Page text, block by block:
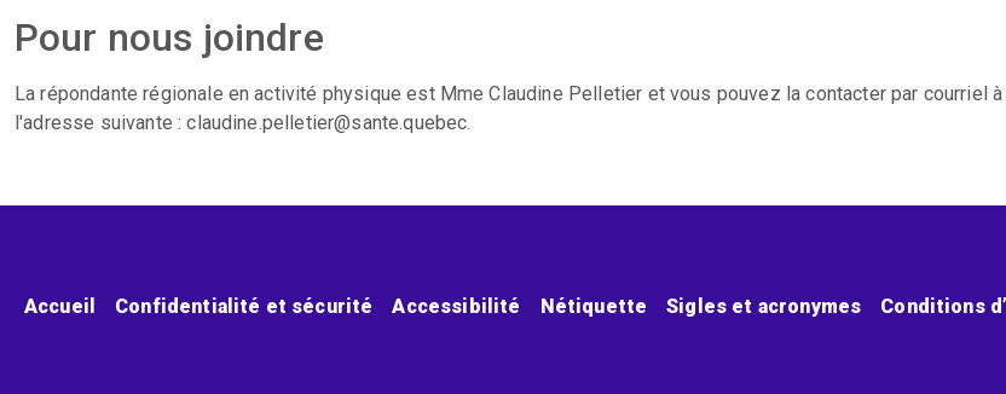
Pour nous joindre
La répondante régionale en activité physique est Mme Claudine Pelletier et vous pouvez la contacter par courriel à
l'adresse suivante : claudine.pelletier@sante.quebec.
Menu pied de page
Accueil Confidentialité et sécurité Accessibilité Nétiquette Sigles et acronymes Conditions